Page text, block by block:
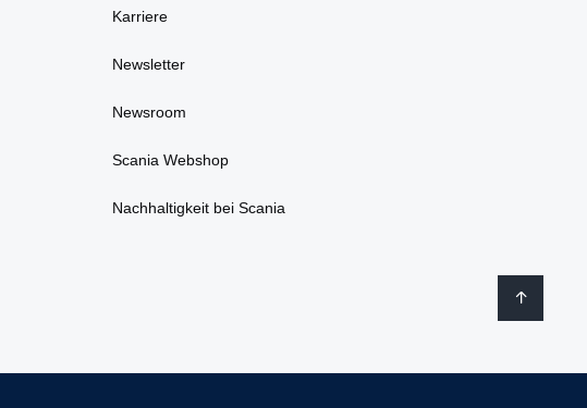
Karriere
Newsletter
Newsroom
Scania Webshop
Nachhaltigkeit bei Scania